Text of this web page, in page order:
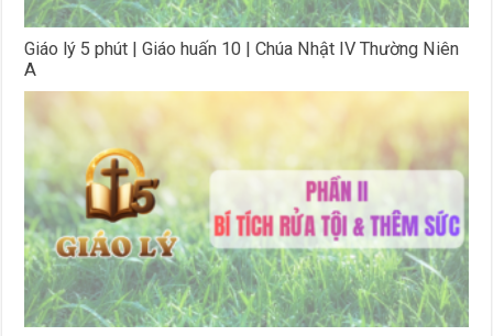
Giáo lý 5 phút | Giáo huấn 10 | Chúa Nhật IV Thường Niên
A